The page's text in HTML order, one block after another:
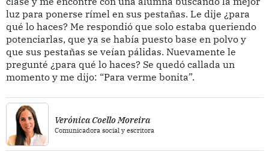
luz para ponerse rímel en sus pestañas. Le dije ¿para
qué lo haces? Me respondió que solo estaba queriendo
potenciarlas, que ya se había puesto base en polvo y
que sus pestañas se veían pálidas. Nuevamente le
pregunté ¿para qué lo haces? Se quedó callada un
momento y me dijo: “Para verme bonita”.
Verónica Coello Moreira
Comunicadora social y escritora